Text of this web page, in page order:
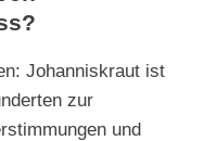
Johanniskraut ist
zur
und